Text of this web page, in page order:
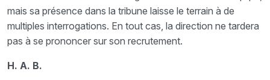
mais sa présence dans la tribune laisse le terrain à de
multiples interrogations. En tout cas, la direction ne tardera
pas à se prononcer sur son recrutement.
H. A. B.